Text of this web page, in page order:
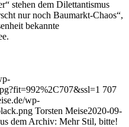
stehen dem Dilettantismus
nur noch Baumarkt-Chaos“,
bekannte
707
wp-
Torsten Meise2020-09-
dem Archiv: Mehr Stil, bitte!